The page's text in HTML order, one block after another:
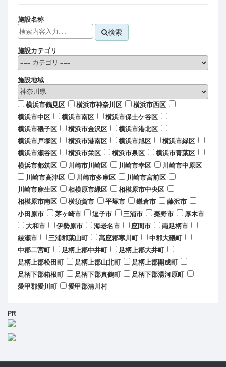
施設名称
検索
施設カテゴリ
施設地域
横浜市鶴見区 横浜市神奈川区
横浜市西区
横浜市中区
横浜市南区
横浜市保土ケ谷区
横浜市磯子区
横浜市金沢区
横浜市港北区
横浜市戸塚区
横浜市港南区 横浜市旭区
横浜市緑区
横浜市瀬谷区
横浜市栄区 横浜市泉区
横浜市青葉区
横浜市都筑区
川崎市川崎区 川崎市幸区
川崎市中原区
川崎市高津区
川崎市多摩区
川崎市宮前区
川崎市麻生区
相模原市緑区
相模原市中央区
相模原市南区
横須賀市 平塚市 鎌倉市
藤沢市
小田原市
茅ヶ崎市 逗子市 三浦市 秦野市
厚木市
大和市
伊勢原市 海老名市 座間市
南足柄市
綾瀬市
三浦郡葉山町 高座郡寒川町
中郡大磯町
中郡二宮町
足柄上郡中井町
足柄上郡大井町
足柄上郡松田町
足柄上郡山北町
足柄上郡開成町
足柄下郡箱根町
足柄下郡真鶴町
足柄下郡湯河原町
愛甲郡愛川町
愛甲郡清川村
PR